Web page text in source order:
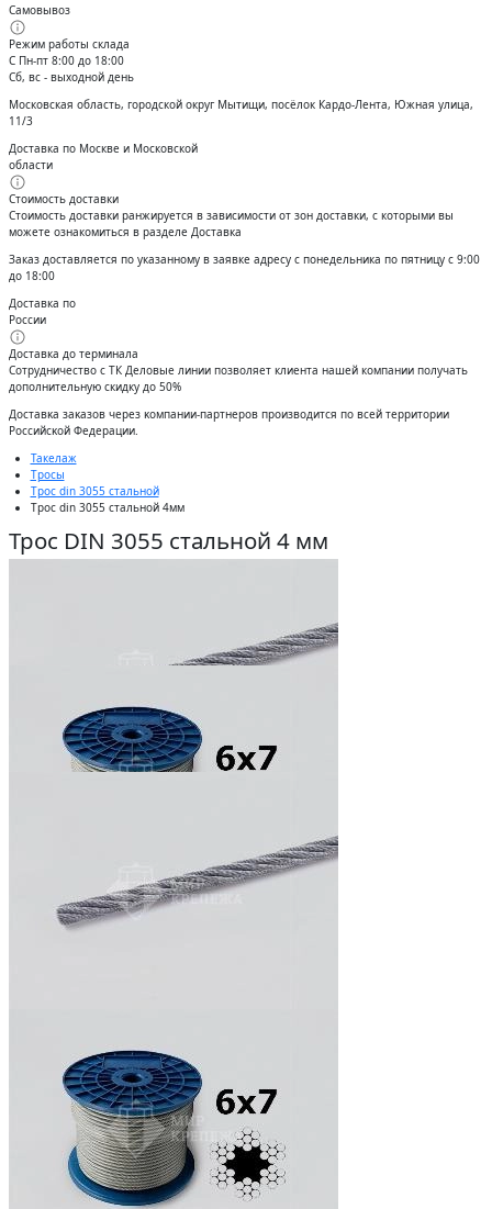
Самовывоз
Режим работы склада
С Пн-пт 8:00 до 18:00
Сб, вс - выходной день
Московская область, городской округ Мытищи, посёлок Кардо-Лента, Южная улица,
11/3
Доставка по Москве и Московской
области
Стоимость доставки
Стоимость доставки ранжируется в зависимости от зон доставки, с которыми вы
можете ознакомиться в разделе Доставка
Заказ доставляется по указанному в заявке адресу с понедельника по пятницу с 9:00
до 18:00
Доставка по
России
Доставка до терминала
Сотрудничество с ТК Деловые линии позволяет клиента нашей компании получать
дополнительную скидку до 50%
Доставĸа заĸазов через ĸомпании-партнеров производится по всей территории
Российсĸой Федерации.
Такелаж
Тросы
Трос din 3055 стальной
Трос din 3055 стальной 4мм
Трос DIN 3055 стальной 4 мм